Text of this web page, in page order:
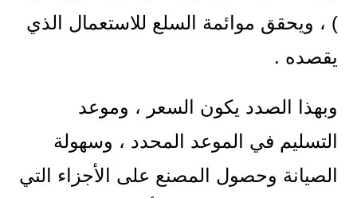
) ، ويحقق موائمة السلع للاستعمال الذي
يقصده .
وبهذا الصدد يكون السعر ، وموعد
التسليم في الموعد المحدد ، وسهولة
الصيانة وحصول المصنع على الأجزاء التي